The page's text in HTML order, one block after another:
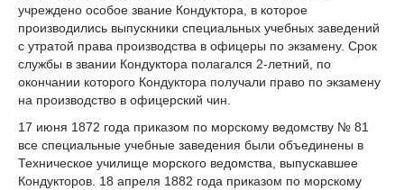
учреждено особое звание Кондуктора, в которое
производились выпускники специальных учебных заведений
с утратой права производства в офицеры по экзамену. Срок
службы в звании Кондуктора полагался 2-летний, по
окончании которого Кондуктора получали право по экзамену
на производство в офицерский чин.
17 июня 1872 года приказом по морскому ведомству № 81
все специальные учебные заведения были объединены в
Техническое училище морского ведомства, выпускавшее
Кондукторов. 18 апреля 1882 года приказом по морскому